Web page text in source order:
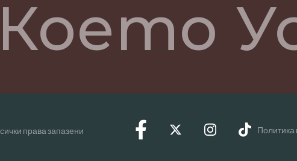
права запазени Политика